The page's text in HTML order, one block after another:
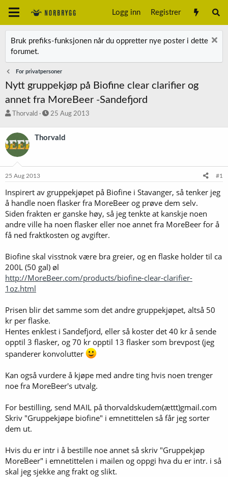
Logg inn Registrer
Bruk prefiks-funksjonen når du oppretter nye poster i dette
forumet.
For privatpersoner
Nytt gruppekjøp på Biofine clear clarifier og
annet fra MoreBeer -Sandefjord
T
å
d
s
a
r
e
r
Thorvald
S
r
a
25 Aug 2013
Thorvald
25 Aug 2013 #1
Inspirert av gruppekjøpet på Biofine i Stavanger, så tenker jeg
å handle noen flasker fra MoreBeer og prøve dem selv.
Siden frakten er ganske høy, så jeg tenkte at kanskje noen
andre ville ha noen flasker eller noe annet fra MoreBeer for å
få ned fraktkosten og avgifter.
Biofine skal visstnok være bra greier, og en flaske holder til ca
200L (50 gal) øl
http://MoreBeer.com/products/biofine-clear-clarifier-
1oz.html
Prisen blir det samme som det andre gruppekjøpet, altså 50
kr per flaske.
Hentes enklest i Sandefjord, eller så koster det 40 kr å sende
opptil 3 flasker, og 70 kr opptil 13 flasker som brevpost (jeg
spanderer konvolutter
Kan også vurdere å kjøpe med andre ting hvis noen trenger
noe fra MoreBeer's utvalg.
For bestilling, send MAIL på thorvaldskudem(ættt)gmail.com
Skriv "Gruppekjøpe biofine" i emnetittelen så får jeg sorter
dem ut.
Hvis du er intr i å bestille noe annet så skriv "Gruppekjøp
MoreBeer" i emnetittelen i mailen og oppgi hva du er intr. i så
skal jeg sjekke ang frakt og slikt.